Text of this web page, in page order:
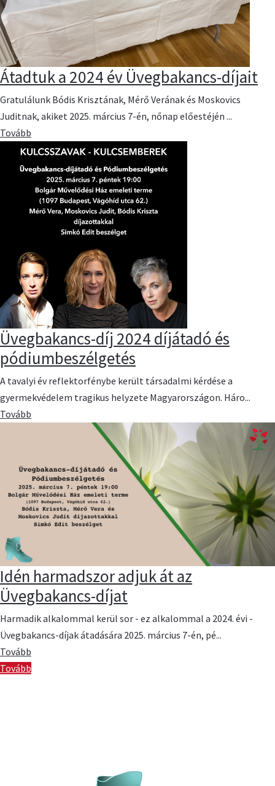
Átadtuk a 2024 év Üvegbakancs-díjait
Gratulálunk Bódis Krisztának, Mérő Verának és Moskovics
Juditnak, akiket 2025. március 7-én, nőnap előestéjén ...
Tovább
Üvegbakancs-díj 2024 díjátadó és
pódiumbeszélgetés
A tavalyi év reflektorfénybe került társadalmi kérdése a
gyermekvédelem tragikus helyzete Magyarországon. Háro...
Tovább
Idén harmadszor adjuk át az
Üvegbakancs-díjat
Harmadik alkalommal kerül sor - ez alkalommal a 2024. évi -
Üvegbakancs-díjak átadására 2025. március 7-én, pé...
Tovább
Tovább